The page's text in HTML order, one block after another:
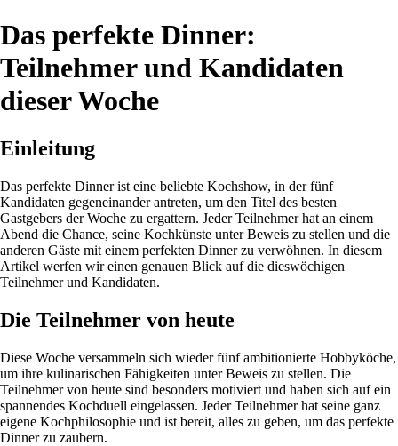
Das perfekte Dinner:
Teilnehmer und Kandidaten
dieser Woche
Einleitung
Das perfekte Dinner ist eine beliebte Kochshow, in der fünf
Kandidaten gegeneinander antreten, um den Titel des besten
Gastgebers der Woche zu ergattern. Jeder Teilnehmer hat an einem
Abend die Chance, seine Kochkünste unter Beweis zu stellen und die
anderen Gäste mit einem perfekten Dinner zu verwöhnen. In diesem
Artikel werfen wir einen genauen Blick auf die dieswöchigen
Teilnehmer und Kandidaten.
Die Teilnehmer von heute
Diese Woche versammeln sich wieder fünf ambitionierte Hobbyköche,
um ihre kulinarischen Fähigkeiten unter Beweis zu stellen. Die
Teilnehmer von heute sind besonders motiviert und haben sich auf ein
spannendes Kochduell eingelassen. Jeder Teilnehmer hat seine ganz
eigene Kochphilosophie und ist bereit, alles zu geben, um das perfekte
Dinner zu zaubern.